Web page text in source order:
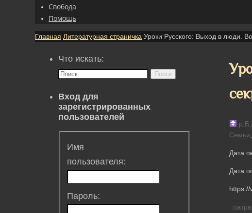
Свобода
Помощь
Главная Литературная страничка Уроки Русского: Выход в люди.
р Б
Семьи
Дата
Дата
https://
Что искать:
Поиск
Вход для
зарегистрированных
пользователей
Имя
пользователя:
Пароль: